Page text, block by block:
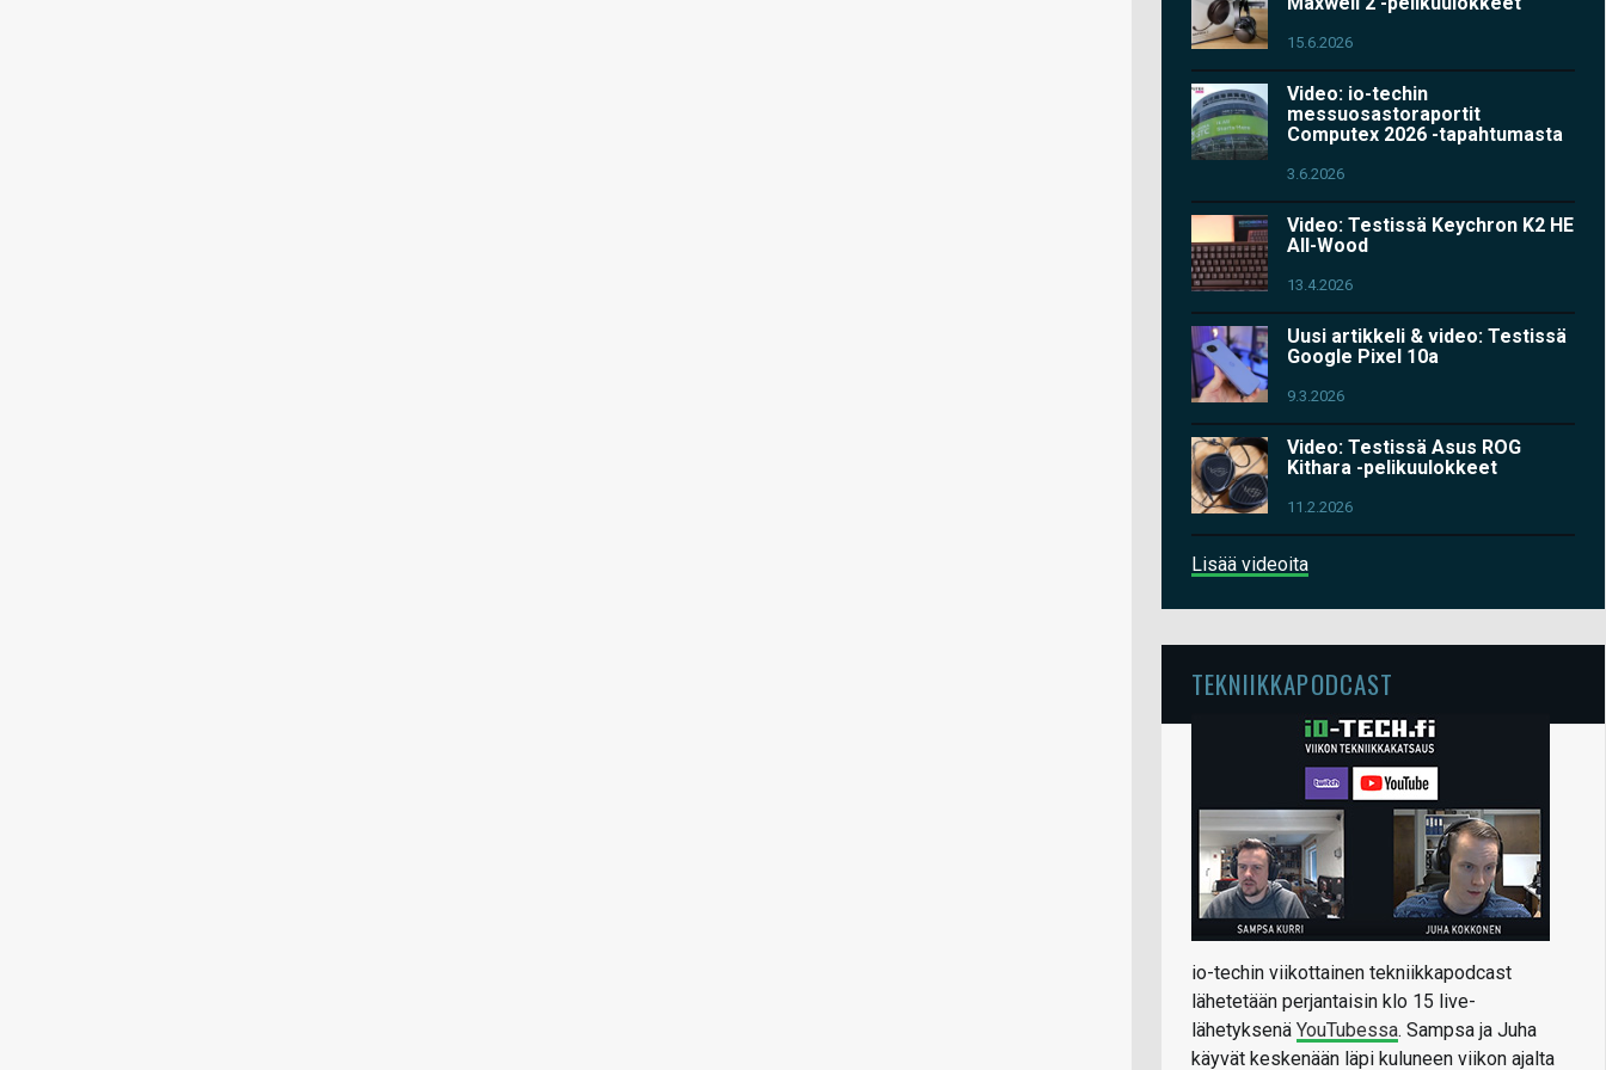
15.6.2026
Video: io-techin
messuosastoraportit
Computex 2026 -tapahtumasta
3.6.2026
Video: Testissä Keychron K2 HE
All-Wood
13.4.2026
Uusi artikkeli & video: Testissä
Google Pixel 10a
9.3.2026
Video: Testissä Asus ROG
Kithara -pelikuulokkeet
11.2.2026
Lisää videoita
TEKNIIKKAPODCAST
io-techin viikottainen tekniikkapodcast
lähetetään perjantaisin klo 15 live-
lähetyksenä YouTubessa. Sampsa ja Juha
käyvät keskenään läpi kuluneen viikon ajalta